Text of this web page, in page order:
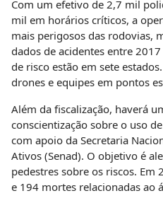
Com um efetivo de 2,7 mil
mil em horários críticos, a
mais perigosos das rodovias,
dados de acidentes entre
de risco estão em sete
drones e equipes em pontos
Além da fiscalização, haverá
conscientização sobre o uso
com apoio da Secretaria
Ativos (Senad). O objetivo é
pedestres sobre os riscos.
e 194 mortes relacionadas ao